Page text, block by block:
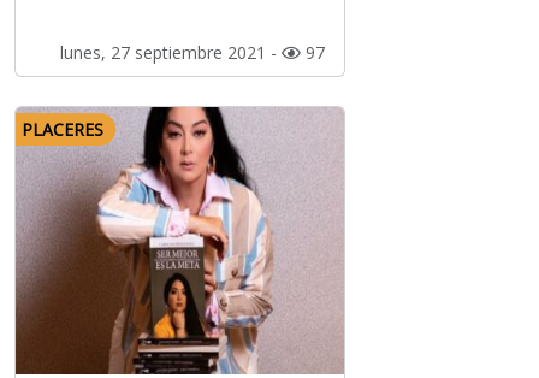
lunes, 27 septiembre 2021 - 97
PLACERES